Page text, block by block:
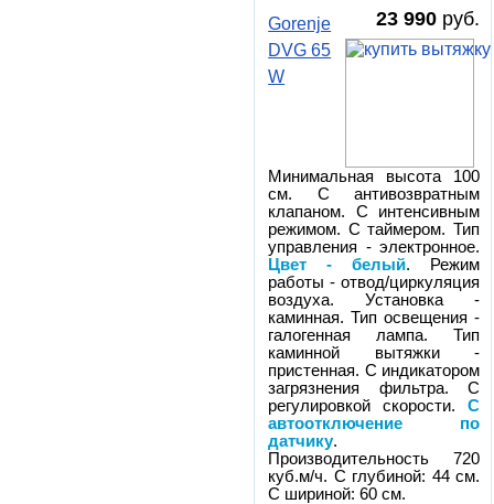
23 990 руб.
Gorenje
DVG 65
W
Минимальная высота 100
см. С антивозвратным
клапаном. С интенсивным
режимом. С таймером. Тип
управления - электронное.
Цвет - белый. Режим
работы - отвод/циркуляция
воздуха. Установка -
каминная. Тип освещения -
галогенная лампа. Тип
каминной вытяжки -
пристенная. С индикатором
загрязнения фильтра. С
регулировкой скорости.С
автоотключение по
датчику.
Производительность 720
куб.м/ч. С глубиной: 44 см.
С шириной: 60 см.